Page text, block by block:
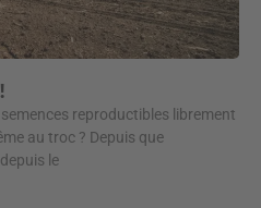
reproductibles librement
au troc ? Depuis que
le